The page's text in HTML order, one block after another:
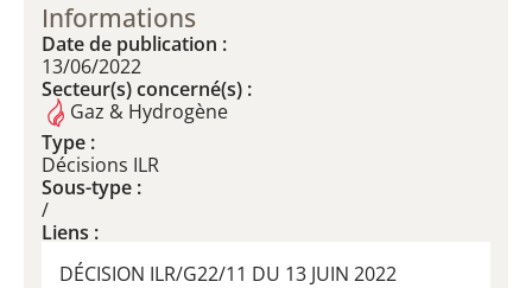
Informations
Date de publication :
13/06/2022
Secteur(s) concerné(s) :
Gaz & Hydrogène
Type :
Décisions ILR
Sous-type :
/
Liens :
DÉCISION ILR/G22/11 DU 13 JUIN 2022